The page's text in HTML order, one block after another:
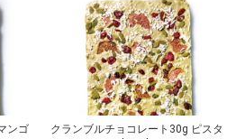
ンゴ
クランブルチョコレート30g ピスタ